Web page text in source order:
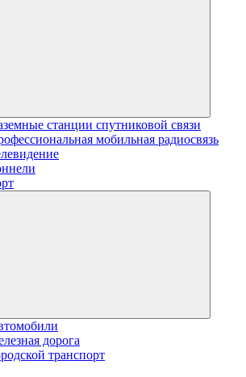
станции спутниковой связи
мобильная радиосвязь
дорога
транспорт